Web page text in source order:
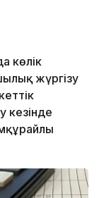
көлік
жүргізу
кезінде